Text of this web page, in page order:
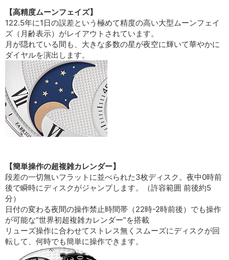
【高精度ムーンフェイズ】
122.5年に1日の誤差という極めて精度の高い大型ムーンフェイ
ズ（月齢表示）がレイアウトされています。
月が隠れている間も、大きな多数の星が夜空に輝いて華やかに
ダイヤルを演出します。
【簡単操作の超複雑カレンダー】
段差の一切無いフラットに並べられた3枚ディスク。夜中0時前
後で瞬時にディスクがジャンプします。（許容範囲 前後約5
分）
日付の変わる夜間の操作禁止時間帯（22時-2時前後）でも操作
が可能な”世界初超複雑カレンダー”を搭載
リューズ操作に合わせてストレス無くスムーズにディスクが回
転して、何時でも簡単に操作できます。